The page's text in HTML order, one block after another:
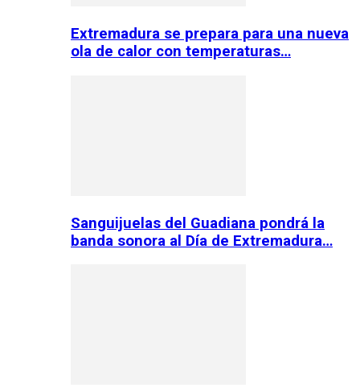
Extremadura se prepara para una nueva
ola de calor con temperaturas…
Sanguijuelas del Guadiana pondrá la
banda sonora al Día de Extremadura…